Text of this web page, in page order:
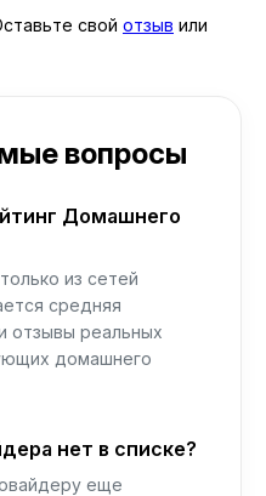
свой отзыв или
вопросы
Домашнего
из сетей
средняя
отзывы реальных
домашнего
нет в списке?
еще